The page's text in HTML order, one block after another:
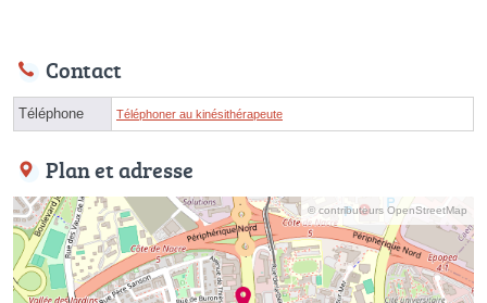
Contact
Téléphone Téléphoner au kinésithérapeute
Plan et adresse
© contributeurs OpenStreetMap